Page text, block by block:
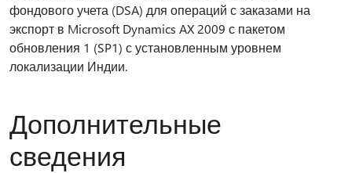
фондового учета (DSA) для операций с заказами на
экспорт в Microsoft Dynamics AX 2009 с пакетом
обновления 1 (SP1) с установленным уровнем
локализации Индии.
Дополнительные
сведения